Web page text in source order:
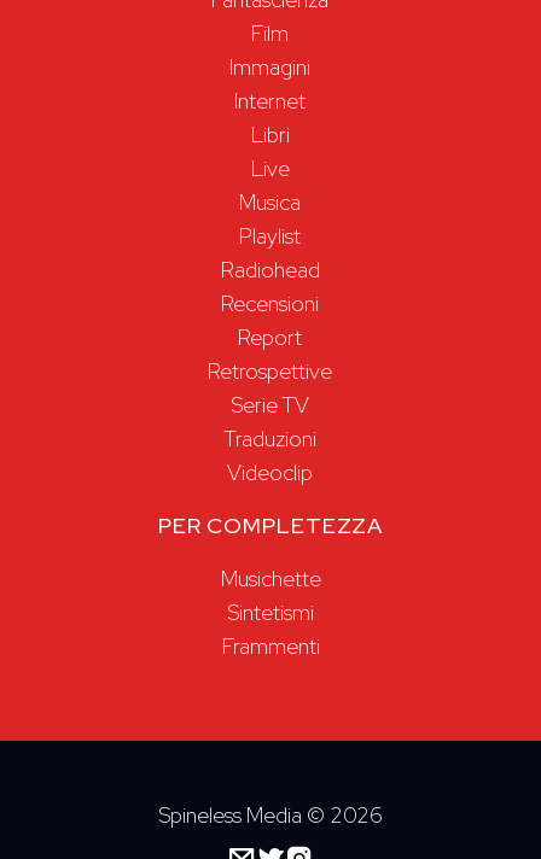
Film
Immagini
Internet
Libri
Live
Musica
Playlist
Radiohead
Recensioni
Report
Retrospettive
Serie TV
Traduzioni
Videoclip
PER COMPLETEZZA
Musichette
Sintetismi
Frammenti
Spineless Media © 2026